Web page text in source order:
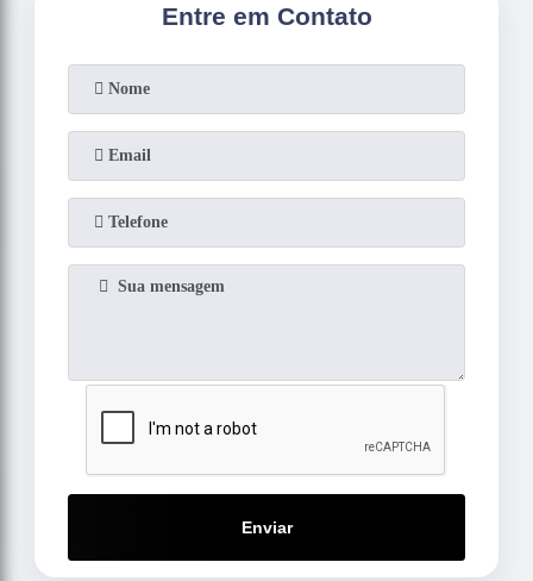
Entre em Contato
Enviar